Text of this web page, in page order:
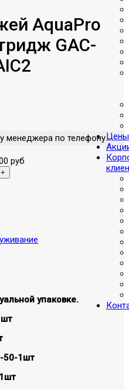
Цены
AquaPro
GAC-
менеджера по телефону
руб
упаковке.
50-1шт